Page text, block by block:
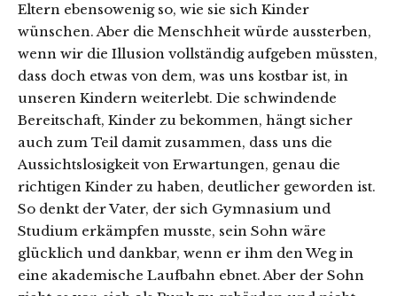
Eltern ebensowenig so, wie sie sich Kinder
wünschen. Aber die Menschheit würde aussterben,
wenn wir die Illusion vollständig aufgeben müssten,
dass doch etwas von dem, was uns kostbar ist, in
unseren Kindern weiterlebt. Die schwindende
Bereitschaft, Kinder zu bekommen, hängt sicher
auch zum Teil damit zusammen, dass uns die
Aussichtslosigkeit von Erwartungen, genau die
richtigen Kinder zu haben, deutlicher geworden ist.
So denkt der Vater, der sich Gymnasium und
Studium erkämpfen musste, sein Sohn wäre
glücklich und dankbar, wenn er ihm den Weg in
eine akademische Laufbahn ebnet. Aber der Sohn